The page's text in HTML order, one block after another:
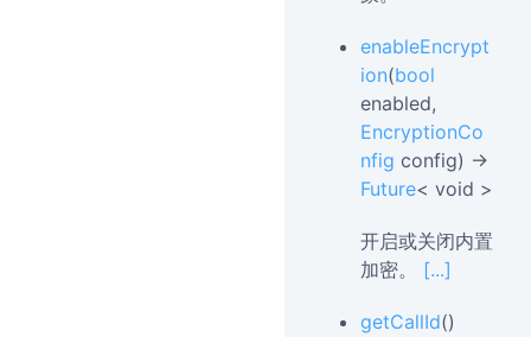
enableEncrypt
ion(bool
enabled,
EncryptionCo
nfig config) →
Future< void >
开启或关闭内置
加密。 [...]
getCallId()